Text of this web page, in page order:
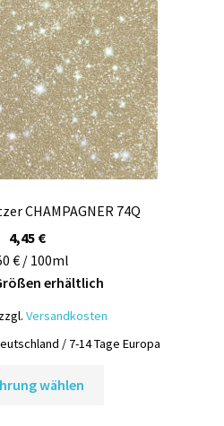
auf
der
Produktseite
gewählt
werden
CHAMPAGNER 74Q
4,45 €
€ / 100ml
erhältlich
zzgl. Versandkosten
/ 7-14 Tage Europa
wählen